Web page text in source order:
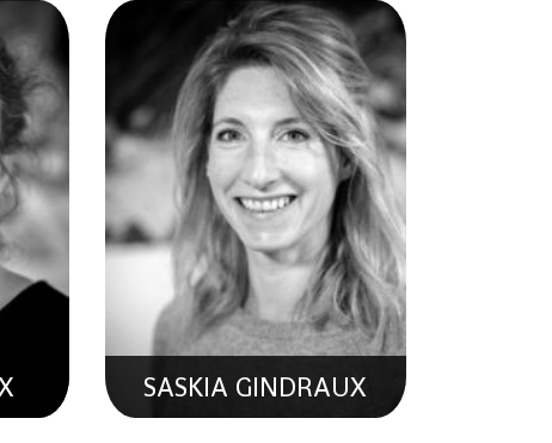
SASKIA GINDRAUX
En
PASCAL MORARD
Spécialiste En Hydrogéologie &
Coordinateur Sécurité